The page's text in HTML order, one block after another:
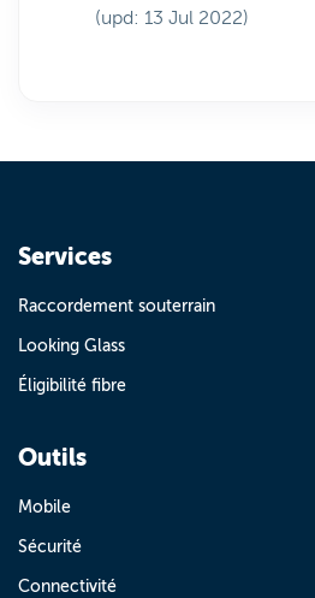
(upd: 13 Jul 2022)
Services
Raccordement souterrain
Looking Glass
Éligibilité fibre
Outils
Mobile
Sécurité
Connectivité